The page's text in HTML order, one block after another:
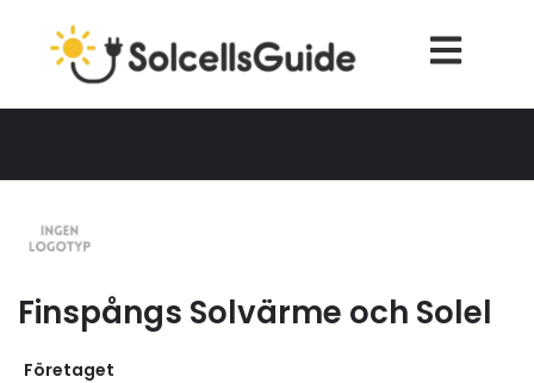
Finspångs Solvärme och Solel
Företaget